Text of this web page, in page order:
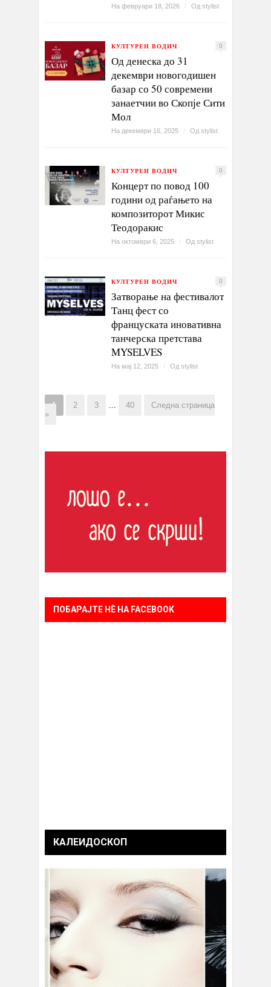
На февруари 18, 2026 / Од stylist
КУЛТУРЕН ВОДИЧ 0
Од денеска до 31
декември новогодишен
базар со 50 современи
занаетчии во Скопје Сити
Мол
На декември 16, 2025 / Од stylist
КУЛТУРЕН ВОДИЧ 0
Концерт по повод 100
години од раѓањето на
композиторот Микис
Теодоракис
На октомври 6, 2025 / Од stylist
КУЛТУРЕН ВОДИЧ 0
Затворање на фестивалот
Танц фест со
француската иновативна
танчерска претстава
MYSELVES
На мај 12, 2025 / Од stylist
1 2 3 … 40
Следна страница
»
ПОБАРАЈТЕ НÈ НА FACEBOOK
КАЛЕИДОСКОП